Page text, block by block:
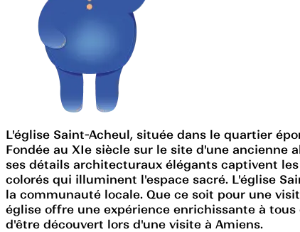
L'église Saint-Acheul, située dans le quartier
Fondée au XIe siècle sur le site d'une
ses détails architecturaux élégants captivent
colorés qui illuminent l'espace sacré. L'église
la communauté locale. Que ce soit pour une
église offre une expérience enrichissante à
d'être découvert lors d'une visite à Amiens.